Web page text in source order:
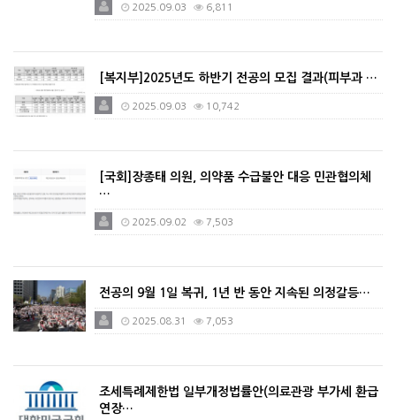
2025.09.03 6,811
[복지부]2025년도 하반기 전공의 모집 결과(피부과 …
2025.09.03 10,742
[국회]장종태 의원, 의약품 수급불안 대응 민관협의체
…
2025.09.02 7,503
전공의 9월 1일 복귀, 1년 반 동안 지속된 의정갈등…
2025.08.31 7,053
조세특례제한법 일부개정법률안(의료관광 부가세 환급
연장…